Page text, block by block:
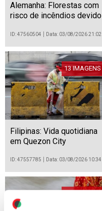
Alemanha: Florestas com
risco de incêndios devido
ID: 47560504 Data: 03/08/2026 21:02
13 IMAGENS
Filipinas: Vida quotidiana
em Quezon City
ID: 47557785 Data: 03/08/2026 10:34